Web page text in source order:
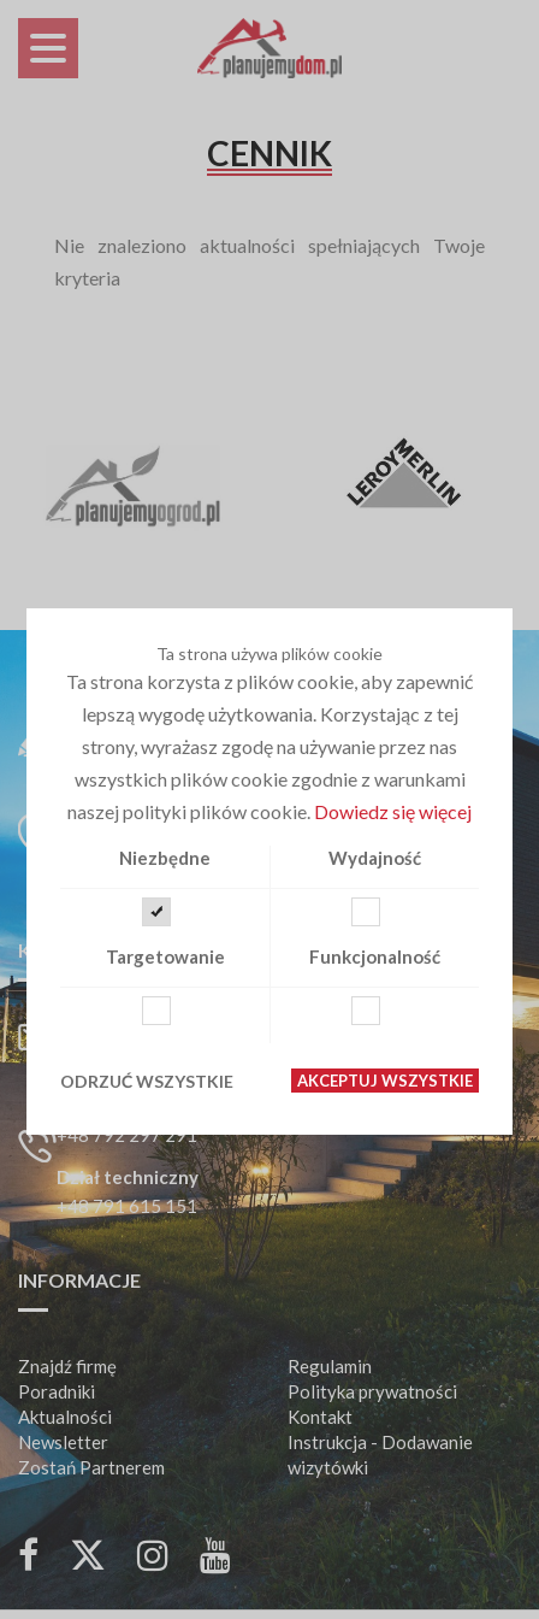
CENNIK
Nie znaleziono aktualności spełniających Twoje
kryteria
ul. Barcelońska 62
Katowice 40-683
KONTAKT Z NAMI
Dział handlowy
+48 792 297 291
Dział techniczny
+48 791 615 151
INFORMACJE
Znajdź firmę
Poradniki
Aktualności
Newsletter
Zostań Partnerem
Regulamin
Polityka prywatności
Kontakt
Instrukcja - Dodawanie
wizytówki
Ta strona używa plików cookie
Ta strona korzysta z plików cookie, aby zapewnić
lepszą wygodę użytkowania. Korzystając z tej
strony, wyrażasz zgodę na używanie przez nas
wszystkich plików cookie zgodnie z warunkami
naszej polityki plików cookie. Dowiedz się więcej
Niezbędne Wydajność
Targetowanie Funkcjonalność
ODRZUĆ WSZYSTKIE AKCEPTUJ WSZYSTKIE